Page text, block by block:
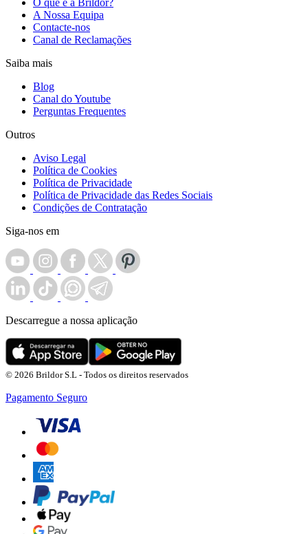
O que é a Brildor?
A Nossa Equipa
Contacte-nos
Canal de Reclamações
Saiba mais
Blog
Canal do Youtube
Perguntas Frequentes
Outros
Aviso Legal
Política de Cookies
Política de Privacidade
Política de Privacidade das Redes Sociais
Condições de Contratação
Siga-nos em
Descarregue a nossa aplicação
© 2026 Brildor S.L - Todos os direitos reservados
Pagamento Seguro